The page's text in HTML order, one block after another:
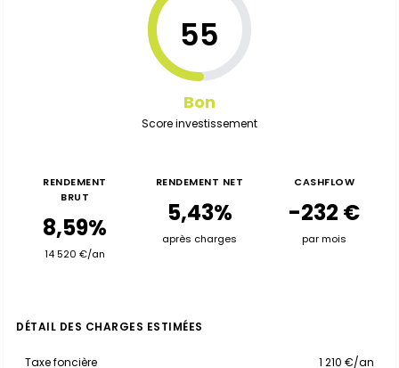
55
Bon
Score investissement
RENDEMENT
BRUT
8,59%
14 520 €/an
RENDEMENT NET
5,43%
après charges
CASHFLOW
-232 €
par mois
DÉTAIL DES CHARGES ESTIMÉES
Taxe foncière 1 210 €/an